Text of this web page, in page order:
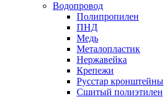
Водопровод
Полипропилен
ПНД
Медь
Металопластик
Нержавейка
Крепежи
Русстар кронштейны
Сшитый полиэтилен